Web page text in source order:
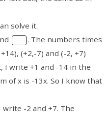
solve it.
. The numbers times
(+2,-7) and (-2, +7)
I write +1 and -14 in the
of x is -13x. So I know that
-2 and +7. The